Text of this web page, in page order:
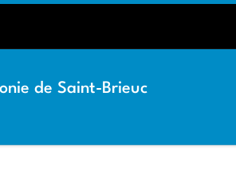
de Saint-Brieuc